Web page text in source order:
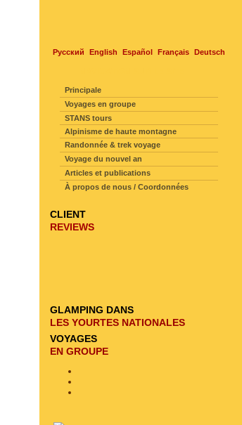
Русский English Español Français Deutsch
Principale
Voyages en groupe
STANS tours
Alpinisme de haute montagne
Randonnée & trek voyage
Voyage du nouvel an
Articles et publications
À propos de nous / Coordonnées
CLIENT
REVIEWS
GLAMPING DANS
LES YOURTES NATIONALES
VOYAGES
EN GROUPE